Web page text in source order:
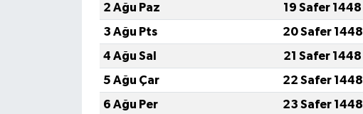
2 Ağu Paz
19 Safer 1448
3 Ağu Pts
20 Safer 1448
4 Ağu Sal
21 Safer 1448
5 Ağu Çar
22 Safer 1448
6 Ağu Per
23 Safer 1448